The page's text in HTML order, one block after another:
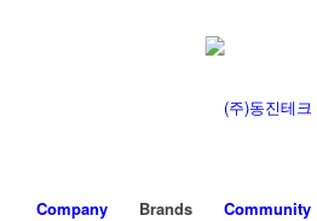
Company Brands Community